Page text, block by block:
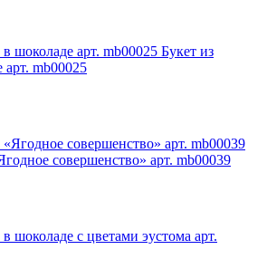
Букет из
mb00025
совершенство» арт. mb00039